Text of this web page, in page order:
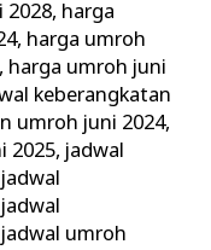
2028, harga
, harga umroh
, harga umroh juni
keberangkatan
umroh juni 2024,
2025, jadwal
jadwal
jadwal
jadwal umroh